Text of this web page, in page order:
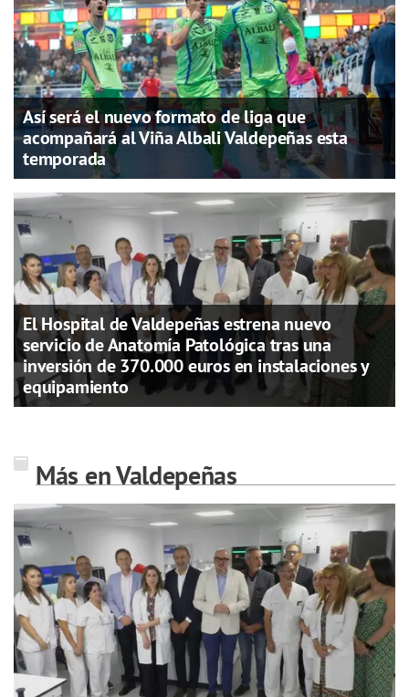
Así será el nuevo formato de liga que
acompañará al Viña Albali Valdepeñas esta
temporada
El Hospital de Valdepeñas estrena nuevo
servicio de Anatomía Patológica tras una
inversión de 370.000 euros en instalaciones y
equipamiento
Más en Valdepeñas